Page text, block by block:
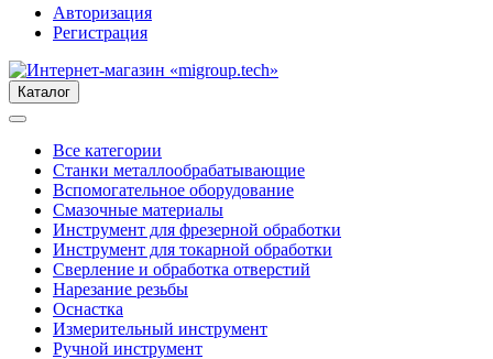
Авторизация
Регистрация
Каталог
Все категории
Станки металлообрабатывающие
Вспомогательное оборудование
Смазочные материалы
Инструмент для фрезерной обработки
Инструмент для токарной обработки
Сверление и обработка отверстий
Нарезание резьбы
Оснастка
Измерительный инструмент
Ручной инструмент